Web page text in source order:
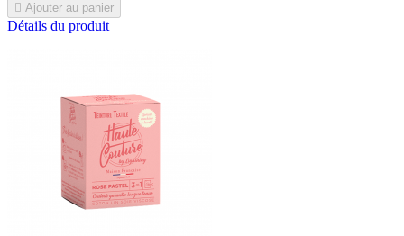
 Ajouter au panier
Détails du produit